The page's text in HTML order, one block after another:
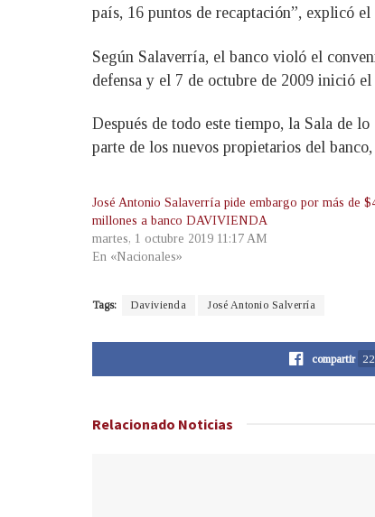
país, 16 puntos de recaptación”, explicó el
Según Salaverría, el banco violó el
defensa y el 7 de octubre de 2009 inició
Después de todo este tiempo, la Sala de
parte de los nuevos propietarios del
José Antonio Salaverría pide embargo por más de
millones a banco DAVIVIENDA
martes, 1 octubre 2019 11:17 AM
En «Nacionales»
Tags: Davivienda José Antonio Salverría
compartir
Relacionado Noticias